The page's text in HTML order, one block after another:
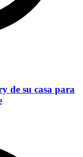
de su casa para